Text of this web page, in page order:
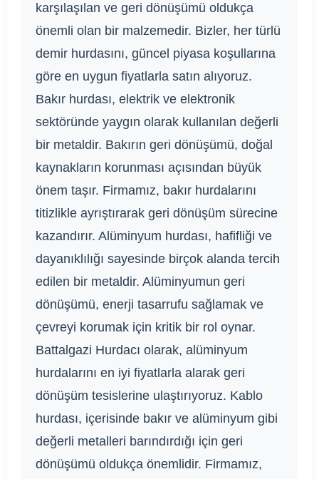
karşılaşılan ve geri dönüşümü oldukça
önemli olan bir malzemedir. Bizler, her türlü
demir hurdasını, güncel piyasa koşullarına
göre en uygun fiyatlarla satın alıyoruz.
Bakır hurdası, elektrik ve elektronik
sektöründe yaygın olarak kullanılan değerli
bir metaldir. Bakırın geri dönüşümü, doğal
kaynakların korunması açısından büyük
önem taşır. Firmamız, bakır hurdalarını
titizlikle ayrıştırarak geri dönüşüm sürecine
kazandırır. Alüminyum hurdası, hafifliği ve
dayanıklılığı sayesinde birçok alanda tercih
edilen bir metaldir. Alüminyumun geri
dönüşümü, enerji tasarrufu sağlamak ve
çevreyi korumak için kritik bir rol oynar.
Battalgazi Hurdacı olarak, alüminyum
hurdalarını en iyi fiyatlarla alarak geri
dönüşüm tesislerine ulaştırıyoruz. Kablo
hurdası, içerisinde bakır ve alüminyum gibi
değerli metalleri barındırdığı için geri
dönüşümü oldukça önemlidir. Firmamız,